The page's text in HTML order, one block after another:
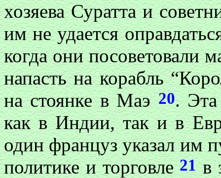
хозяева Суратта и
им не удается
когда они посоветовали
напасть на корабль
на стоянке в Маэ20. Эта
как в Индии, так и в
один француз указал им
политике и торговле21в